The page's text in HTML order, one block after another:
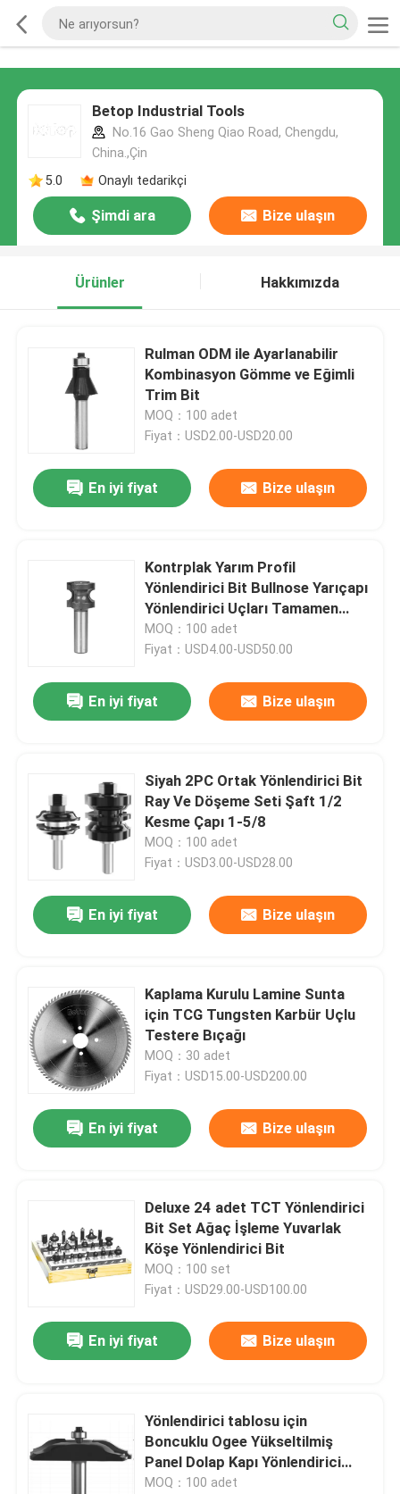
Betop Industrial Tools
No.16 Gao Sheng Qiao Road, Chengdu,
China.,Çin
5.0
Onaylı tedarikçi
Şimdi ara Bize ulaşın
Ürünler Hakkımızda
Rulman ODM ile Ayarlanabilir
Kombinasyon Gömme ve Eğimli
Trim Bit
MOQ：100 adet
Fiyat：USD2.00-USD20.00
En iyi fiyat Bize ulaşın
Kontrplak Yarım Profil
Yönlendirici Bit Bullnose Yarıçapı
Yönlendirici Uçları Tamamen
Yuvarlak Kenar
MOQ：100 adet
Fiyat：USD4.00-USD50.00
En iyi fiyat Bize ulaşın
Siyah 2PC Ortak Yönlendirici Bit
Ray Ve Döşeme Seti Şaft 1/2
Kesme Çapı 1-5/8
MOQ：100 adet
Fiyat：USD3.00-USD28.00
En iyi fiyat Bize ulaşın
Kaplama Kurulu Lamine Sunta
için TCG Tungsten Karbür Uçlu
Testere Bıçağı
MOQ：30 adet
Fiyat：USD15.00-USD200.00
En iyi fiyat Bize ulaşın
Deluxe 24 adet TCT Yönlendirici
Bit Set Ağaç İşleme Yuvarlak
Köşe Yönlendirici Bit
MOQ：100 set
Fiyat：USD29.00-USD100.00
En iyi fiyat Bize ulaşın
Yönlendirici tablosu için
Boncuklu Ogee Yükseltilmiş
Panel Dolap Kapı Yönlendirici
Uçları
MOQ：100 adet